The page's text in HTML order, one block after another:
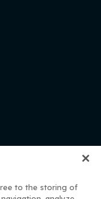
to the storing of